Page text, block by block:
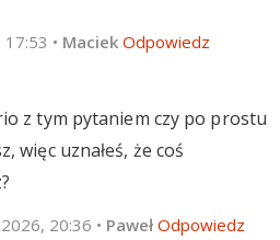
• Maciek Odpowiedz
z tym pytaniem czy po prostu
więc uznałeś, że coś
20:36 • Paweł Odpowiedz